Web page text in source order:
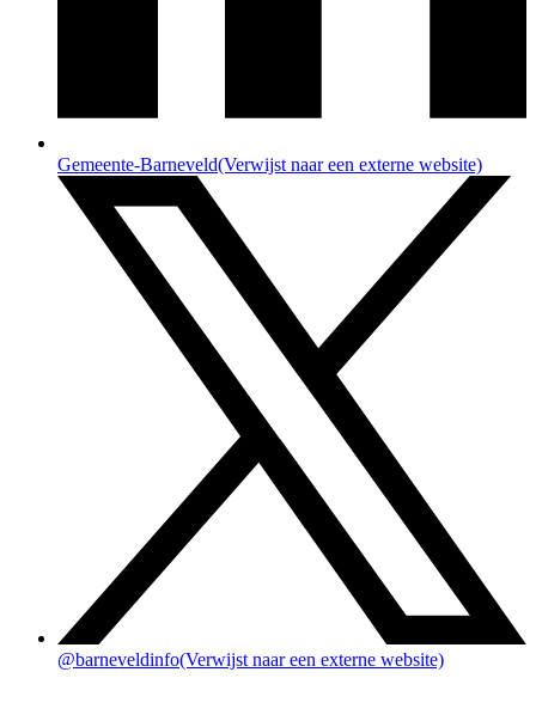
Gemeente-Barneveld(Verwijst naar een externe website)
@barneveldinfo(Verwijst naar een externe website)